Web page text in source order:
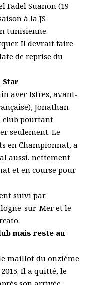
Fadel Suanon (19
à la JS
tunisienne.
Il devrait faire
de reprise du
Star
avec Istres, avant-
Jonathan
club pourtant
seulement. Le
en Championnat, a
aussi, nettement
et en course pour
suivi par
sur-Mer et le
mais reste au
maillot du onzième
Il a quitté, le